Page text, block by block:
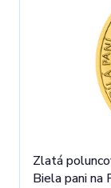
Zlatá
Biela pani na